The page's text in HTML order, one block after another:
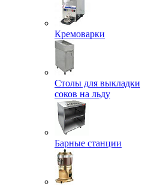
Кремоварки
Столы для выкладки
соков на льду
Барные станции